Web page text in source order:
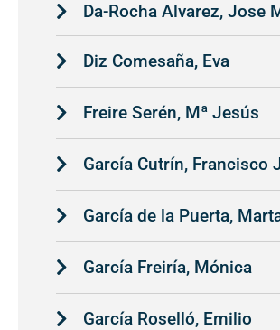
Da-Rocha Alvarez, Jose
Diz Comesaña, Eva
Freire Serén, Mª Jesús
García Cutrín, Francisco
García de la Puerta,
García Freiría, Mónica
García Roselló, Emilio